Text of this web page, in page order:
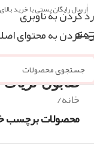
رد کردن به ناوبری
رد کردن به محتوای
ارسال رایگان پستی با خرید
منو
صابون
خانه/
محصولات برچسب